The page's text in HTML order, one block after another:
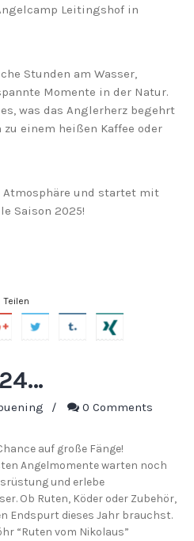
Leitingshof in
Stunden am Wasser,
Momente in der Natur.
was das Anglerherz begehrt
einem heißen Kaffee oder
und startet mit
Saison 2025!
Teilen
/ 0 Comments
auf große Fänge!
Angelmomente warten noch
und erlebe
Ob Ruten, Köder oder Zubehör,
Endspurt dieses Jahr brauchst.
“Ruten vom Nikolaus”